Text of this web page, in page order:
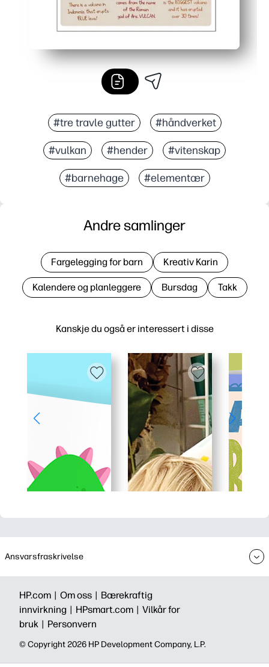
#tre travle gutter #håndverket
#vulkan #hender #vitenskap
#barnehage #elementær
Kanskje du også er interessert i disse
Andre samlinger
Fargelegging for barn Kreativ Karin
Kalendere og planleggere Bursdag Takk
Ansvarsfraskrivelse
HP.com | Om oss | Bærekraftig
innvirkning | HPsmart.com | Vilkår for
bruk | Personvern
© Copyright 2026 HP Development Company, L.P.